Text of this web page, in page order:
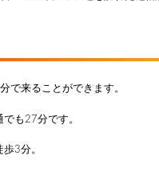
で来ることができます。
も27分です。
3分。